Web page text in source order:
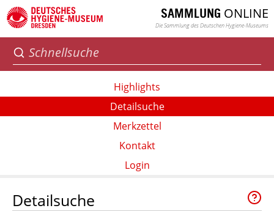
SAMMLUNG ONLINE
Die Sammlung des Deutschen Hygiene-Museums
Highlights
Detailsuche
Merkzettel
Kontakt
Login
Detailsuche